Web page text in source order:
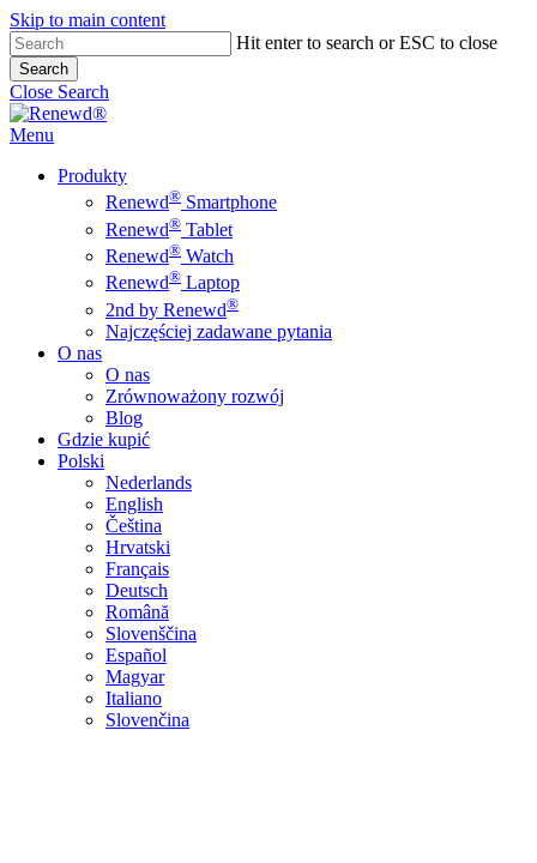
Skip to main content
Hit enter to search or ESC to close
Search
Close Search
Menu
Produkty
Renewd® Smartphone
Renewd® Tablet
Renewd® Watch
Renewd® Laptop
2nd by Renewd®
Najczęściej zadawane pytania
O nas
O nas
Zrównoważony rozwój
Blog
Gdzie kupić
Polski
Nederlands
English
Čeština
Hrvatski
Français
Deutsch
Română
Slovenščina
Español
Magyar
Italiano
Slovenčina